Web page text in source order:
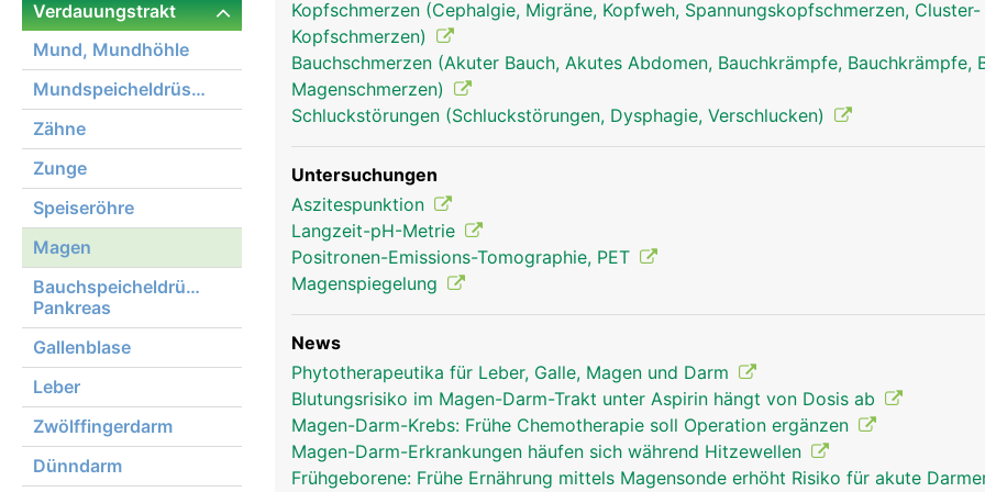
Verdauungstrakt
Mund, Mundhöhle
Mundspeicheldrüsen
Zähne
Zunge
Speiseröhre
Magen
Bauchspeicheldrüse,
Pankreas
Gallenblase
Leber
Zwölffingerdarm
Dünndarm
Kopfschmerzen (Cephalgie, Migräne, Kopfweh, Spannungskopfschmerzen, Cluster-
Kopfschmerzen)
Bauchschmerzen (Akuter Bauch, Akutes Abdomen, Bauchkrämpfe, Bauchkrämpfe,
Magenschmerzen)
Schluckstörungen (Schluckstörungen, Dysphagie, Verschlucken)
Untersuchungen
Aszitespunktion
Langzeit-pH-Metrie
Positronen-Emissions-Tomographie, PET
Magenspiegelung
News
Phytotherapeutika für Leber, Galle, Magen und Darm
Blutungsrisiko im Magen-Darm-Trakt unter Aspirin hängt von Dosis ab
Magen-Darm-Krebs: Frühe Chemotherapie soll Operation ergänzen
Magen-Darm-Erkrankungen häufen sich während Hitzewellen
Frühgeborene: Frühe Ernährung mittels Magensonde erhöht Risiko für akute